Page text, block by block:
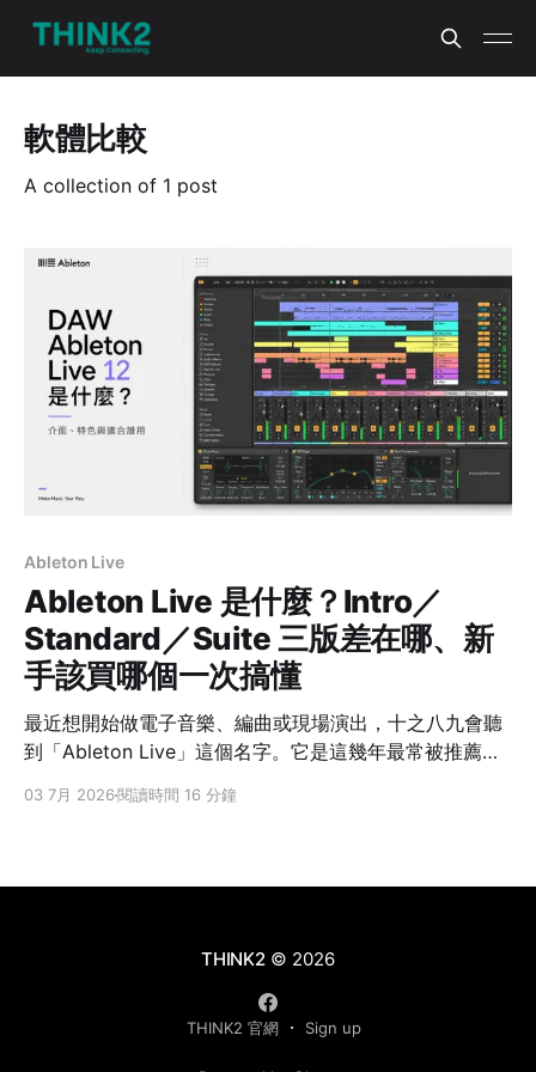
軟體比較
A collection of 1 post
Ableton Live
Ableton Live 是什麼？Intro／
Standard／Suite 三版差在哪、新
手該買哪個一次搞懂
最近想開始做電子音樂、編曲或現場演出，十之八九會聽
到「Ableton Live」這個名字。它是這幾年最常被推薦給
住了：怎麼有 Intro、Standard、Suite 三個版本？都是
斷。看完你就知道該從哪一版開始。 先講結論：Intro、
與內容量。最容易決定的分界是「會不會超過 16 軌」
—— 會就從 Standard 起跳；只有確定要用 Max for Live
03 7月 2026閱讀時間 16 分鐘
THINK2© 2026
THINK2 官網 Sign up